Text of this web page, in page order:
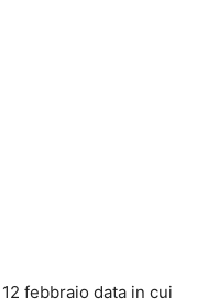
febbraio data in cui